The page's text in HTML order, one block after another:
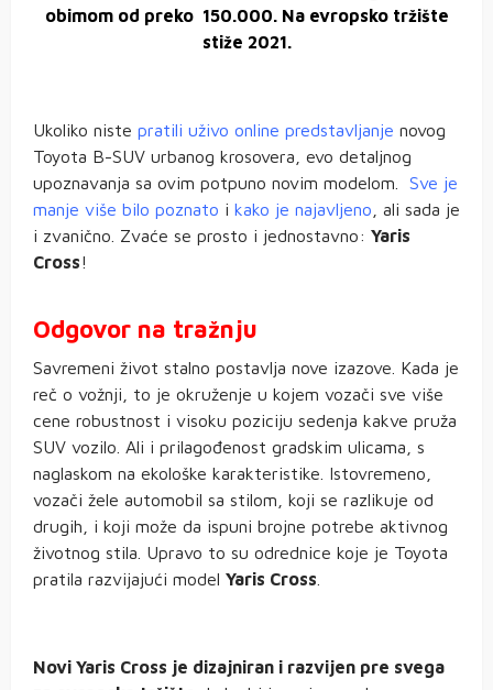
obimom od preko 150.000. Na evropsko tržište
stiže 2021.
Ukoliko niste pratili uživo online predstavljanje novog
Toyota B-SUV urbanog krosovera, evo detaljnog
upoznavanja sa ovim potpuno novim modelom. Sve je
manje više bilo poznato i kako je najavljeno , ali sada je
i zvanično. Zvaće se prosto i jednostavno: Yaris
Cross!
Odgovor na tražnju
Savremeni život stalno postavlja nove izazove. Kada je
reč o vožnji, to je okruženje u kojem vozači sve više
cene robustnost i visoku poziciju sedenja kakve pruža
SUV vozilo. Ali i prilagođenost gradskim ulicama, s
naglaskom na ekološke karakteristike. Istovremeno,
vozači žele automobil sa stilom, koji se razlikuje od
drugih, i koji može da ispuni brojne potrebe aktivnog
životnog stila. Upravo to su odrednice koje je Toyota
pratila razvijajući model Yaris Cross
Novi Yaris Cross je dizajniran i razvijen pre svega